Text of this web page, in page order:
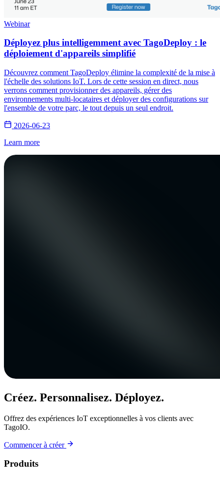
Webinar
Déployez plus intelligemment avec TagoDeploy : le
déploiement d'appareils simplifié
Découvrez comment TagoDeploy élimine la complexité de la mise à
l'échelle des solutions IoT. Lors de cette session en direct, nous
verrons comment provisionner des appareils, gérer des
environnements multi-locataires et déployer des configurations sur
l'ensemble de votre parc, le tout depuis un seul endroit.
2026-06-23
Learn more
Créez. Personnalisez. Déployez.
Offrez des expériences IoT exceptionnelles à vos clients avec
TagoIO.
Commencer à créer
Produits